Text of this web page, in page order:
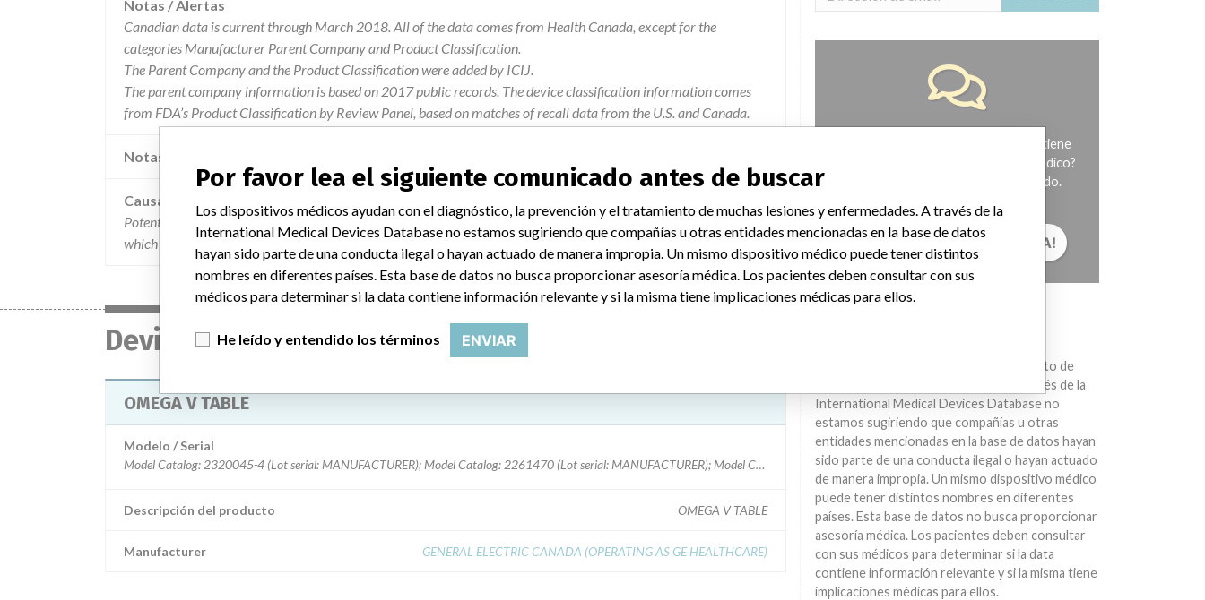
Notas / Alertas
Canadian data is current through March 2018. All of the data comes from Health Canada, except for the
categories Manufacturer Parent Company and Product Classification.
The Parent Company and the Product Classification were added by ICIJ.
The parent company information is based on 2017 public records. The device classification information comes
from FDA’s Product Classification by Review Panel, based on matches of recall data from the U.S. and Canada.
Notas adicionales en la data
Causa
Potential weakness of table rotational brakes may result in unintended table rotation while the table is locked
which could lead to a patient fall during patient transfer.
Device
OMEGA V TABLE
Modelo / Serial
Model Catalog: 2320045-4 (Lot serial: MANUFACTURER); Model Catalog: 2261470 (Lot serial: MANUFACTURER); Model Catalog: 2320045-2 (Lot serial: MANUFACTURER); Model Catalog: 2214620 (Lot serial: CONTACT); Model Catalog: 2320045-5 (Lot serial: CONTACT); Model Catalog: 2320044 (Lot serial: CONTACT); Model Catalog: 2320045-4 (Lot serial: CONTACT); Model Catalog: 2261470 (Lot serial: CONTACT); Model Catalog: 2320045-2 (Lot serial: CONTACT); Model Catalog: 2214620 (Lot serial: >10 NUMBERS); Model Catalog: 2320045-5 (Lot serial: >10 NUMBERS); Model Catalog: 2320044 (Lot serial: >10 NUMBERS); Model Catalog: 2320045-4 (Lot serial: >10 NUMBERS); Model Catalog: 2261470 (Lot serial: >10 NUMBERS); Model Catalog: 2320045-2 (Lot serial: >10 NUMBERS); Model Catalog: 2320044 (Lot serial: MANUFACTURER); Model Catalog: 2214620 (Lot serial: MANUFACTURER); Model Catalog: 2320045-5 (Lot serial: MANUFACTURER); Model Catalog: 2120637 (Lot serial: >10 NUMBERS); Model Catalog: 2252036 (Lot serial: >10 NUMBERS); Model Catalog: 2243720
Descripción del producto OMEGA V TABLE
Manufacturer GENERAL ELECTRIC CANADA (OPERATING AS GE HEALTHCARE)
¿Trabaja en la industria médica? ¿O tiene
experiencia con algún dispositivo médico?
Nuestra reportería no ha terminado.
¡CUÉNTANOS TU HISTORIA!
diagnóstico, la prevención y el tratamiento de
muchas lesiones y enfermedades. A través de la
International Medical Devices Database no
estamos sugiriendo que compañías u otras
entidades mencionadas en la base de datos hayan
sido parte de una conducta ilegal o hayan actuado
de manera impropia. Un mismo dispositivo médico
puede tener distintos nombres en diferentes
países. Esta base de datos no busca proporcionar
asesoría médica. Los pacientes deben consultar
con sus médicos para determinar si la data
contiene información relevante y si la misma tiene
implicaciones médicas para ellos.
Por favor lea el siguiente comunicado antes de buscar
Los dispositivos médicos ayudan con el diagnóstico, la prevención y el tratamiento de muchas lesiones y enfermedades. A través de la
International Medical Devices Database no estamos sugiriendo que compañías u otras entidades mencionadas en la base de datos
hayan sido parte de una conducta ilegal o hayan actuado de manera impropia. Un mismo dispositivo médico puede tener distintos
nombres en diferentes países. Esta base de datos no busca proporcionar asesoría médica. Los pacientes deben consultar con sus
médicos para determinar si la data contiene información relevante y si la misma tiene implicaciones médicas para ellos.
He leído y entendido los términos ENVIAR